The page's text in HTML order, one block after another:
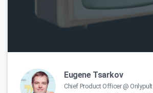
Eugene Tsarkov
Chief Product Officer @ Onlypult